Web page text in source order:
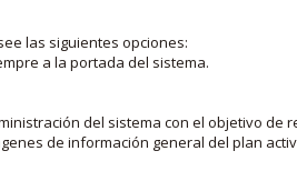
las siguientes opciones:
a la portada del sistema.
del sistema con el objetivo de
de información general del plan